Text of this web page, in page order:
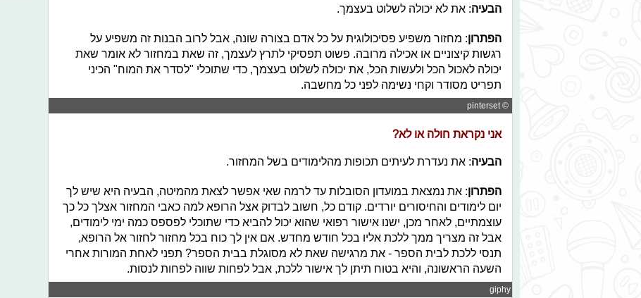
הבעיה: את לא יכולה לשלוט בעצמך.
הפתרון: מחזור משפיע פסיכולוגית על כל אדם בצורה שונה, אבל לרוב הבנות זה משפיע על
רגשות קיצוניים או אכילה מרובה. פשוט תפסיקי לתרץ לעצמך, זה שאת במחזור לא אומר שאת
יכולה לאכול הכל ולעשות הכל, את יכולה לשלוט בעצמך, כדי שתוכלי "לסדר את המוח" הכיני
תפריט מסודר וקחי נשימה לפני כל מחשבה.
© pinterset
אני נקראת חולה או לא?
הבעיה: את נעדרת לעיתים תכופות מהלימודים בשל המחזור.
הפתרון: את נמצאת במועדון הסובלות עד לרמה שאי אפשר לצאת מהמיטה, הבעיה היא שיש לך
יום לימודים והחיסורים יורדים. קודם כל, חשוב לבדוק אצל הרופא למה כאבי המחזור אצלך כל כך
עוצמתיים, לאחר מכן, ישנו אישור רפואי שהוא יכול להביא כדי שתוכלי לפספס כמה ימי לימודים,
אבל זה מצריך ממך ללכת אליו בכל חודש מחדש. אם אין לך כוח בכל מחזור לחזור אל הרופא,
תנסי ללכת לבית הספר - את מרגישה שאת לא מסוגלת בבית הספר? תפני לאחת המורות אחרי
השעה הראשונה, והיא בטוח תיתן לך אישור ללכת, אבל לפחות שווה לפחות לנסות.